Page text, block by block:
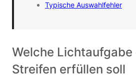
Typische Auswahlfehler
Welche Lichtaufgabe
Streifen erfüllen soll